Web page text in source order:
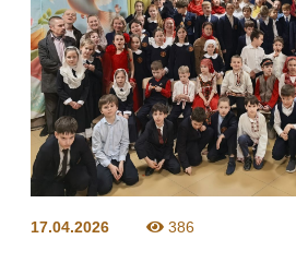
17.04.2026 386